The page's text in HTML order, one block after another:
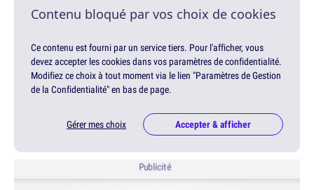
Contenu bloqué par vos choix de cookies
Ce contenu est fourni par un service tiers. Pour l'afficher, vous
devez accepter les cookies dans vos paramètres de confidentialité.
Modifiez ce choix à tout moment via le lien "Paramètres de Gestion
de la Confidentialité" en bas de page.
Gérer mes choix Accepter & afficher
Publicité